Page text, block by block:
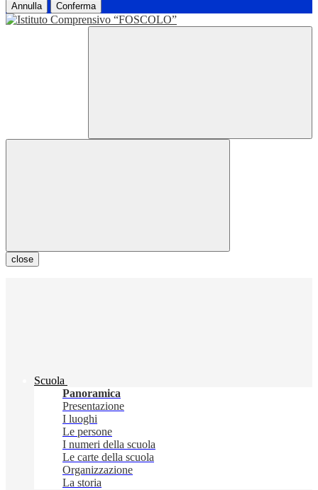
Annulla Conferma
close
Scuola
Panoramica
Presentazione
I luoghi
Le persone
I numeri della scuola
Le carte della scuola
Organizzazione
La storia